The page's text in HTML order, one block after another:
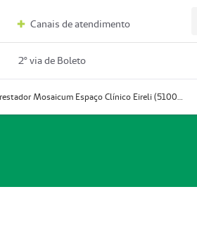
Canais de atendimento
2º via de Boleto
Prestador Mosaicum Espaço Clínico Eireli (51004355-5)